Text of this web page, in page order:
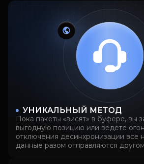
УНИКАЛЬНЫЙ МЕТОД
Пока пакеты «висят» в буфере, вы
выгодную позицию или ведете
отключения десинхронизации все
данные разом отправляются